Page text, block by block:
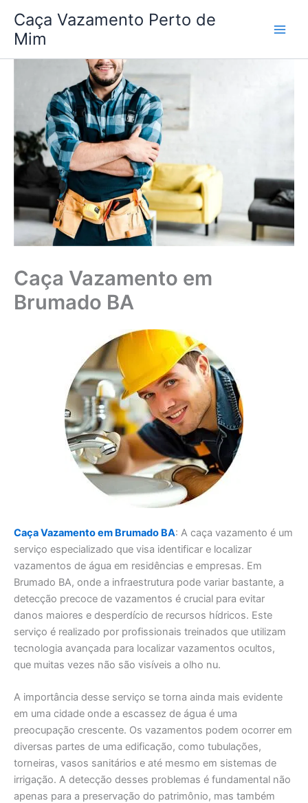
para
conteúdo
Caça Vazamento Perto de
Mim
Caça Vazamento em
Brumado BA
Caça Vazamento em Brumado BA: A caça vazamento é um
serviço especializado que visa identificar e localizar
vazamentos de água em residências e empresas. Em
Brumado BA, onde a infraestrutura pode variar bastante, a
detecção precoce de vazamentos é crucial para evitar
danos maiores e desperdício de recursos hídricos. Este
serviço é realizado por profissionais treinados que utilizam
tecnologia avançada para localizar vazamentos ocultos,
que muitas vezes não são visíveis a olho nu.
A importância desse serviço se torna ainda mais evidente
em uma cidade onde a escassez de água é uma
preocupação crescente. Os vazamentos podem ocorrer em
diversas partes de uma edificação, como tubulações,
torneiras, vasos sanitários e até mesmo em sistemas de
irrigação. A detecção desses problemas é fundamental não
apenas para a preservação do patrimônio, mas também